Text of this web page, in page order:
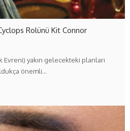
Rolünü Kit Connor
Evreni) yakın gelecekteki planları
önemli…